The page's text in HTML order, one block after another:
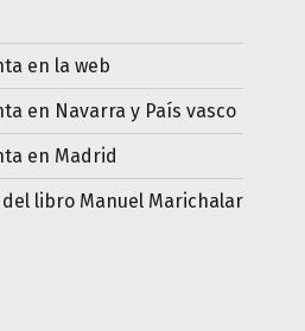
en la web
en Navarra y País vasco
en Madrid
libro Manuel Marichalar